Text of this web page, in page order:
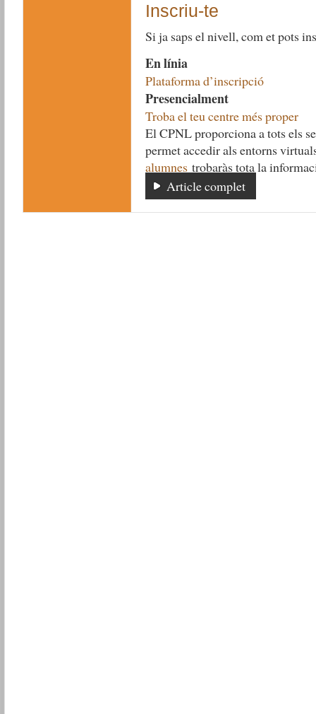
Inscriu-te
Si ja saps el nivell, com et pots
En línia
Plataforma d’inscripció
Presencialment
Troba el teu centre més proper
El CPNL proporciona a tots els
permet accedir als entorns
alumnestrobaràs tota la
Article complet